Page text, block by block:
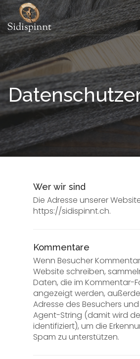
Wer wir sind
Die Adresse unserer
https://sidispinnt.ch.
Kommentare
Wenn Besucher
Website schreiben,
Daten, die im Kommentar-
angezeigt werden,
Adresse des Besuchers
Agent-String (damit wird
identifiziert), um die
Spam zu unterstützen.